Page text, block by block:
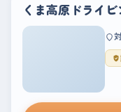
くま高原ドライ